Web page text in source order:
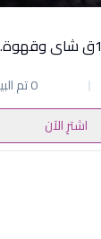
طقم
0 تم البيع
اشترِ الآن